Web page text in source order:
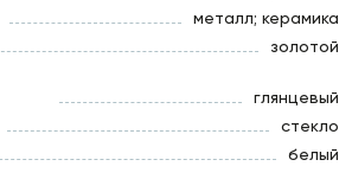
металл; керамика
золотой
глянцевый
стекло
белый